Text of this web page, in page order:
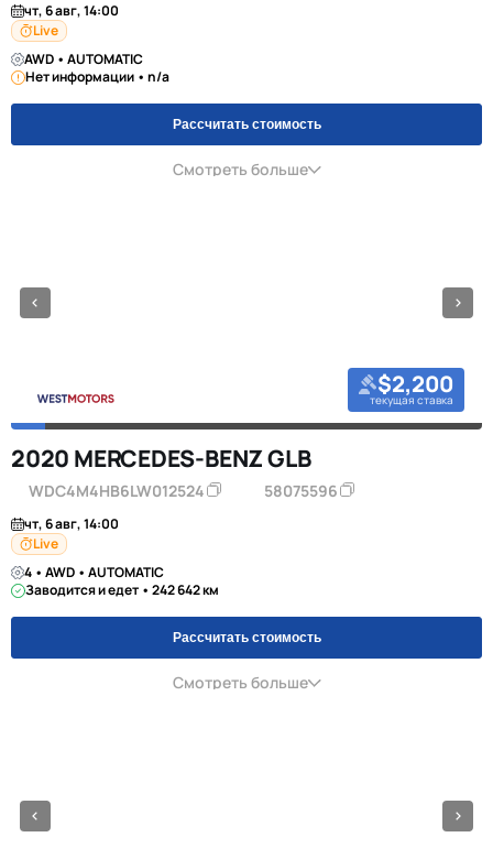
чт, 6 авг, 14:00
Live
AWD • AUTOMATIC
Нет информации • n/a
Рассчитать стоимость
Смотреть больше
$2,200
текущая ставка
2020 MERCEDES-BENZ GLB
WDC4M4HB6LW012524 58075596
чт, 6 авг, 14:00
Live
4 • AWD • AUTOMATIC
Заводится и едет • 242 642 км
Рассчитать стоимость
Смотреть больше